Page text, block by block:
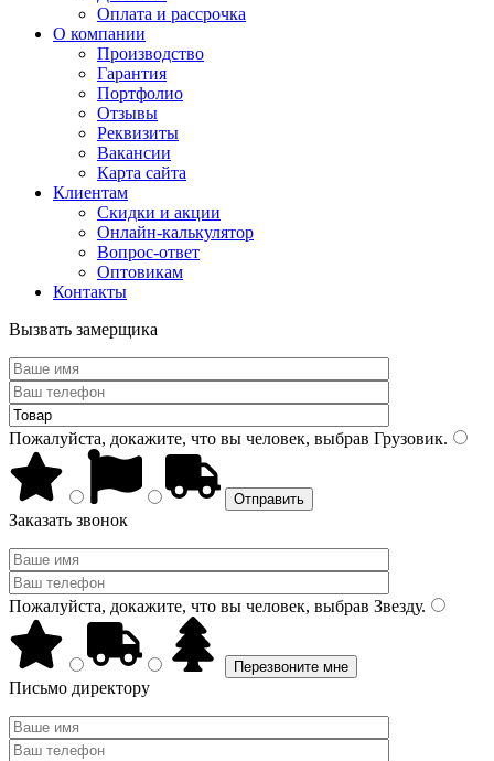
Оплата и рассрочка
О компании
Производство
Гарантия
Портфолио
Отзывы
Реквизиты
Вакансии
Карта сайта
Клиентам
Скидки и акции
Онлайн-калькулятор
Вопрос-ответ
Оптовикам
Контакты
Вызвать замерщика
Пожалуйста, докажите, что вы человек, выбрав Грузовик.
Заказать звонок
Пожалуйста, докажите, что вы человек, выбрав Звезду.
Письмо директору